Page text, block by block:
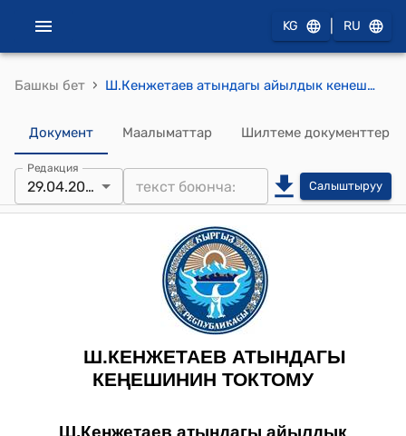
KG RU
Башкы бет › Ш.Кенжетаев атындагы айылдык кенешинин 2022-жылдын 29-апрелиндеги № 14 Сары-Камыш айылдык Ш.Кенжетаев атындагы айылдык кеңешинин 2022-жылдын 27-апрелиндеги “Кыргыз Республикасынын Президентинин 24.02.2022-жылдагы №54-Жарлыгын турмушка ашыруу максатында Сары-Камыш айыл өкмөтүнүн алдында түзүлгөн атайын комиссия иштеп чыккан Жобону бекитүү жөнүндө” № 13 токтомуна өзгөртүү киргизүү жөнүндө" Токтому
Документ Маалыматтар Шилтеме документтер
Редакция
29.04.2022 Салыштыруу